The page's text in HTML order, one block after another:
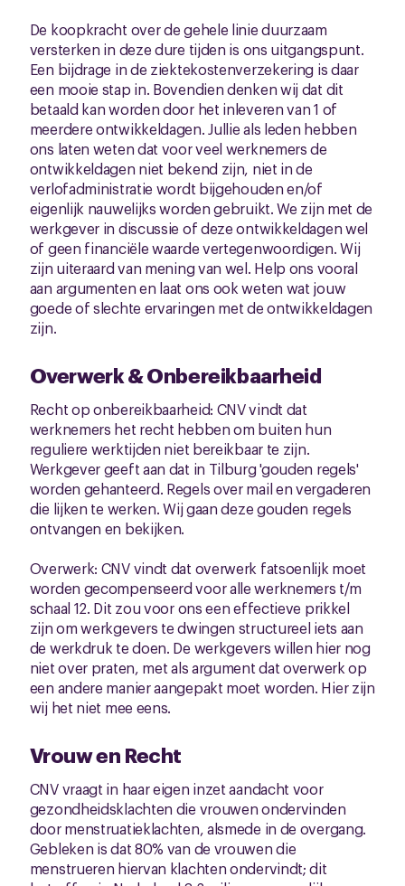
De koopkracht over de gehele linie duurzaam
versterken in deze dure tijden is ons uitgangspunt.
Een bijdrage in de ziektekostenverzekering is daar
een mooie stap in. Bovendien denken wij dat dit
betaald kan worden door het inleveren van 1 of
meerdere ontwikkeldagen. Jullie als leden hebben
ons laten weten dat voor veel werknemers de
ontwikkeldagen niet bekend zijn, niet in de
verlofadministratie wordt bijgehouden en/of
eigenlijk nauwelijks worden gebruikt. We zijn met de
werkgever in discussie of deze ontwikkeldagen wel
of geen financiële waarde vertegenwoordigen. Wij
zijn uiteraard van mening van wel. Help ons vooral
aan argumenten en laat ons ook weten wat jouw
goede of slechte ervaringen met de ontwikkeldagen
zijn.
Overwerk & Onbereikbaarheid
Recht op onbereikbaarheid: CNV vindt dat
werknemers het recht hebben om buiten hun
reguliere werktijden niet bereikbaar te zijn.
Werkgever geeft aan dat in Tilburg 'gouden regels'
worden gehanteerd. Regels over mail en vergaderen
die lijken te werken. Wij gaan deze gouden regels
ontvangen en bekijken.
Overwerk: CNV vindt dat overwerk fatsoenlijk moet
worden gecompenseerd voor alle werknemers t/m
schaal 12. Dit zou voor ons een effectieve prikkel
zijn om werkgevers te dwingen structureel iets aan
de werkdruk te doen. De werkgevers willen hier nog
niet over praten, met als argument dat overwerk op
een andere manier aangepakt moet worden. Hier zijn
wij het niet mee eens.
Vrouw en Recht
CNV vraagt in haar eigen inzet aandacht voor
gezondheidsklachten die vrouwen ondervinden
door menstruatieklachten, alsmede in de overgang.
Gebleken is dat 80% van de vrouwen die
menstrueren hiervan klachten ondervindt; dit